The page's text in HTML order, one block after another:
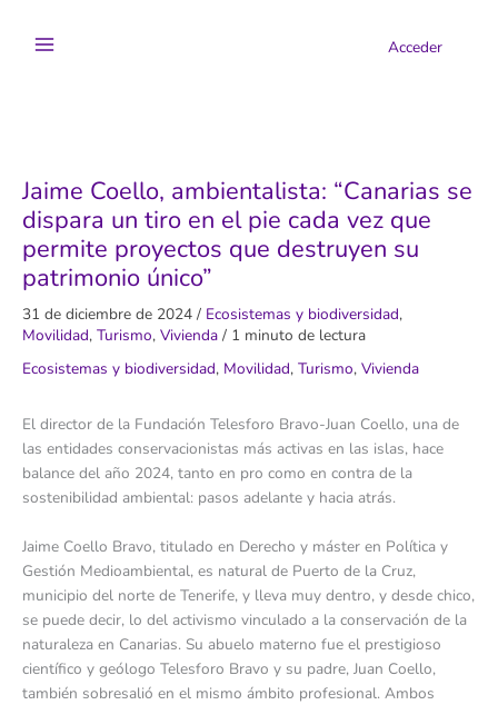
Acceder
Jaime Coello, ambientalista: “Canarias se
dispara un tiro en el pie cada vez que
permite proyectos que destruyen su
patrimonio único”
31 de diciembre de 2024 / Ecosistemas y biodiversidad,
Movilidad, Turismo, Vivienda / 1 minuto de lectura
Ecosistemas y biodiversidad, Movilidad, Turismo, Vivienda
El director de la Fundación Telesforo Bravo-Juan Coello, una de
las entidades conservacionistas más activas en las islas, hace
balance del año 2024, tanto en pro como en contra de la
sostenibilidad ambiental: pasos adelante y hacia atrás.
Jaime Coello Bravo, titulado en Derecho y máster en Política y
Gestión Medioambiental, es natural de Puerto de la Cruz,
municipio del norte de Tenerife, y lleva muy dentro, y desde chico,
se puede decir, lo del activismo vinculado a la conservación de la
naturaleza en Canarias. Su abuelo materno fue el prestigioso
científico y geólogo Telesforo Bravo y su padre, Juan Coello,
también sobresalió en el mismo ámbito profesional. Ambos